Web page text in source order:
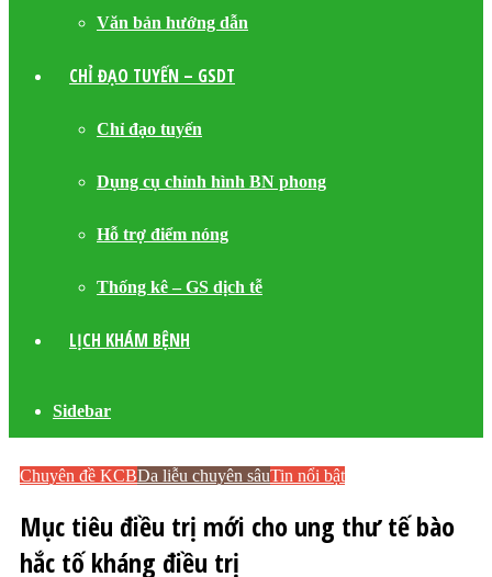
Văn bản hướng dẫn
CHỈ ĐẠO TUYẾN – GSDT
Chỉ đạo tuyến
Dụng cụ chỉnh hình BN phong
Hỗ trợ điểm nóng
Thống kê – GS dịch tễ
LỊCH KHÁM BỆNH
Sidebar
Chuyên đề KCBDa liễu chuyên sâuTin nổi bật
Mục tiêu điều trị mới cho ung thư tế bào
hắc tố kháng điều trị